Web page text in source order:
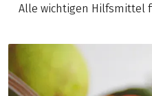
Alle wichtigen Hilfsmittel